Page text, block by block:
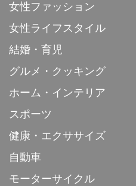
女性ファッション
女性ライフスタイル
結婚・育児
グルメ・クッキング
ホーム・インテリア
スポーツ
健康・エクササイズ
自動車
モーターサイクル